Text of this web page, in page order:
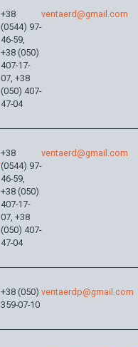
+38
(0544) 97-
46-59,
+38 (050)
407-17-
07, +38
(050) 407-
47-04
ventaerd@gmail.com
+38
(0544) 97-
46-59,
+38 (050)
407-17-
07, +38
(050) 407-
47-04
ventaerd@gmail.com
+38 (050)
359-07-10
ventaerdp@gmail.com